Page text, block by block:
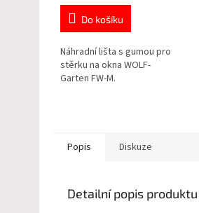
Do košíku
Náhradní lišta s gumou pro
stěrku na okna WOLF-
Garten FW-M.
Popis Diskuze
Detailní popis produktu